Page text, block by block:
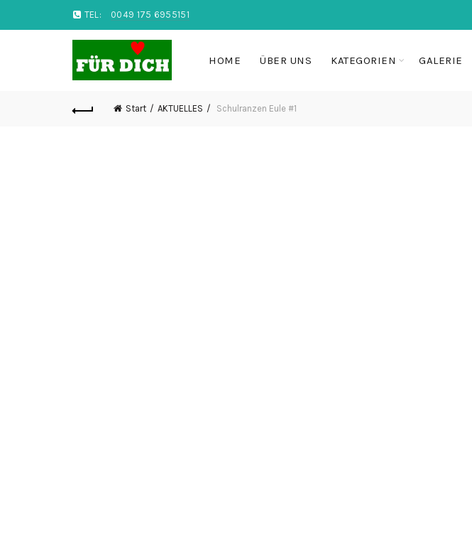
TEL: 0049 175 6955151
HOME ÜBER UNS KATEGORIEN GALERIE
Start AKTUELLES Schulranzen Eule #1